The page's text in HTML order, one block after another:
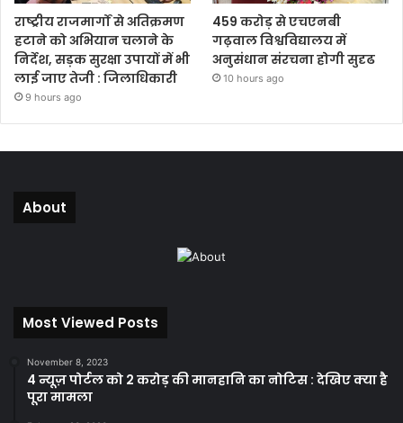
राष्ट्रीय राजमार्गों से अतिक्रमण
हटाने को अभियान चलाने के
निर्देश, सड़क सुरक्षा उपायों में भी
लाई जाए तेजी : जिलाधिकारी
9 hours ago
459 करोड़ से एचएनबी
गढ़वाल विश्वविद्यालय में
अनुसंधान संरचना होगी सुदृढ
10 hours ago
About
Most Viewed Posts
November 8, 2023
4 न्यूज़ पोर्टल को 2 करोड़ की मानहानि का नोटिस : देखिए क्या है
पूरा मामला